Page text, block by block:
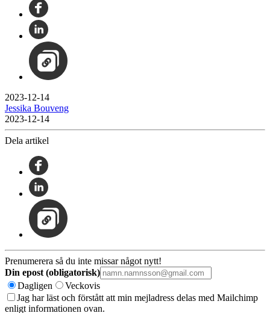
2023-12-14
Jessika Bouveng
2023-12-14
Dela artikel
Prenumerera så du inte missar något nytt!
Din epost (obligatorisk)
Dagligen
Veckovis
Jag har läst och förstått att min mejladress delas med Mailchimp
enligt informationen ovan.